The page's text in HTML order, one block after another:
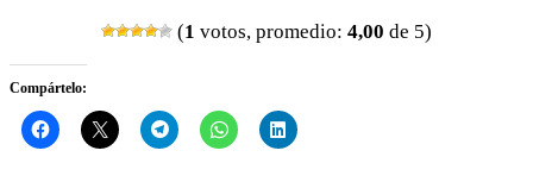
(1 votos, promedio: 4,00 de 5)
Compártelo: